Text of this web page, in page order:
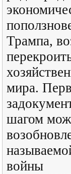
Трампа,
мира.
шагом
войны